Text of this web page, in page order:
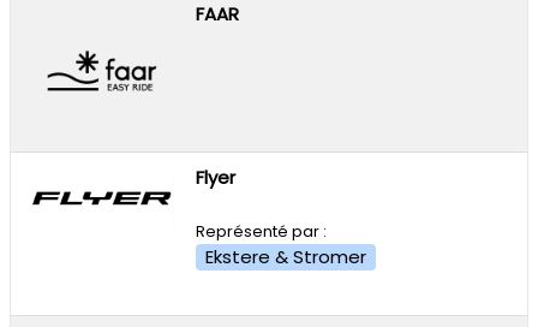
FAAR
Flyer
Représenté par :
Ekstere & Stromer